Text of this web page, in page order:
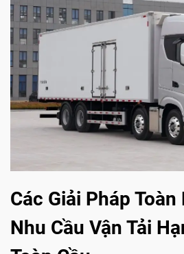
Các Giải Pháp Toàn
Nhu Cầu Vận Tải